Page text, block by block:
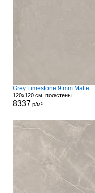
Grey Limestone 9 mm Matte
120x120 см, пол/стены
8337 р/м²